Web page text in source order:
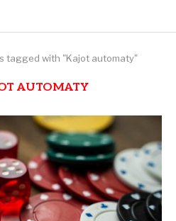
tagged with "Kajot automaty"
AUTOMATY